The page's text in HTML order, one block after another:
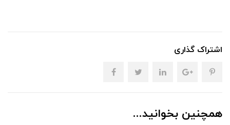
اشتراک گذاری
همچنین بخوانید...